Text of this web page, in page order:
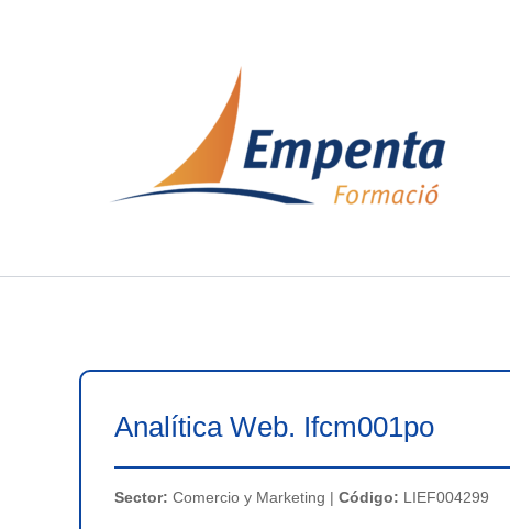
Analítica Web. Ifcm001po
Sector: Comercio y Marketing | Código: LIEF004299